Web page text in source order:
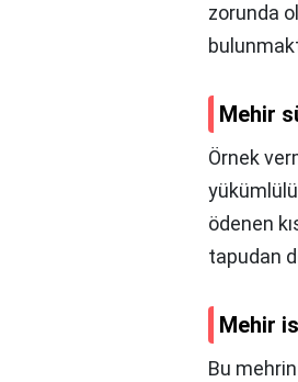
zorunda
Mehir
Örnek
ödenen
tapudan
Mehir
Bu